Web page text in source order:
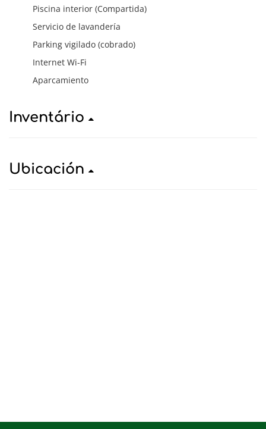
Piscina interior (Compartida)
Servicio de lavandería
Parking vigilado (cobrado)
Internet Wi-Fi
Aparcamiento
Inventário
Ubicación